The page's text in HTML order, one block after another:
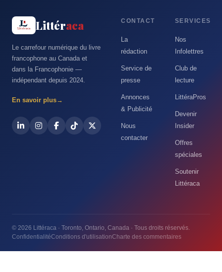
Littéraca
Le carrefour numérique du livre
francophone au Canada et
dans la Francophonie —
indépendant depuis 2024.
En savoir plus→
CONTACT
La
rédaction
Service de
presse
Annonces
& Publicité
Nous
contacter
SERVICES
Nos
Infolettres
Club de
lecture
LittéraPros
Devenir
Insider
Offres
spéciales
Soutenir
Littéraca
© 2026 Littéraca · Toronto, Ontario, Canada · Tous droits réservés.
ConfidentialitéConditions d'utilisationCharte des commentaires